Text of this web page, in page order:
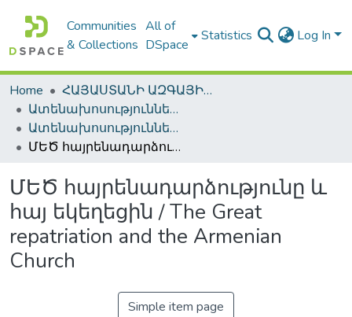
Communities
& Collections
All of
DSpace
Statistics Log In
Home
ՀԱՅԱՍՏԱՆԻ ԱԶԳԱՅԻՆ ԳՐԱԴԱՐԱՆԻ ԹՎԱՅԻՆ ՊԱՀՈՑ / DIGITAL REPOSITORY OF NLA
Ատենախոսություններ և սեղմագրեր / Theses & Abstracts
Ատենախոսություններ և սեղմագրեր / Theses & Abstracts
ՄԵԾ հայրենադարձությունը և հայ եկեղեցին / The Great repatriation and the Armenian Church
ՄԵԾ հայրենադարձությունը և
հայ եկեղեցին / The Great
repatriation and the Armenian
Church
Simple item page